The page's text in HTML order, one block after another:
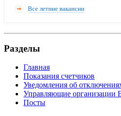
Все летние вакансии
Разделы
Главная
Показания счетчиков
Уведомления об
Управляющие организации
Посты